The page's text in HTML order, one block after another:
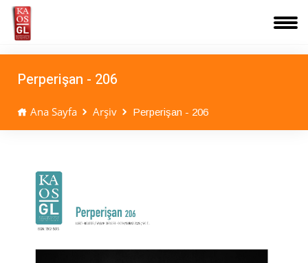
Perperişan - 206
Ana Sayfa Arşiv Perperişan - 206